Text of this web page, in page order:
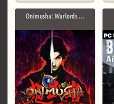
Onimusha: Warlords …